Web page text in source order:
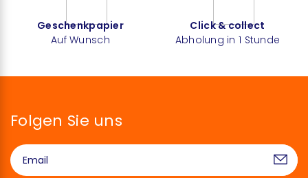
Geschenkpapier
Auf Wunsch
Click & collect
Abholung in 1 Stunde
Folgen Sie uns